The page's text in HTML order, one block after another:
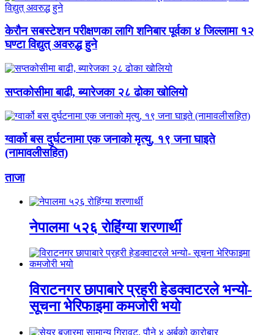
केरौन सबस्टेशन परीक्षणका लागि शनिबार पूर्वका ४ जिल्लामा १२
घण्टा विद्युत् अवरुद्ध हुने
सप्तकोसीमा बाढी, ब्यारेजका २८ ढोका खोलियो
ग्वार्को बस दुर्घटनामा एक जनाको मृत्यु, १९ जना घाइते
(नामावलीसहित)
ताजा
नेपालमा ५२६ रोहिंग्या शरणार्थी
विराटनगर छापाबारे प्रहरी हेडक्वाटरले भन्यो-
सूचना भेरिफाइमा कमजोरी भयो